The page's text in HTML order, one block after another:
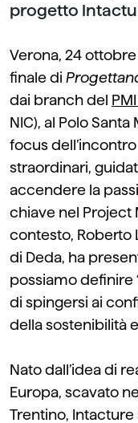
progetto
Verona, 24
finale di
dai branch del
NIC), al Polo Santa
focus
straordinari,
accendere la
chiave nel Project
contesto, Roberto
di Deda, ha
possiamo definire
di spingersi ai
della sostenibilità
Nato dall’idea di
Europa, scavato
Trentino,